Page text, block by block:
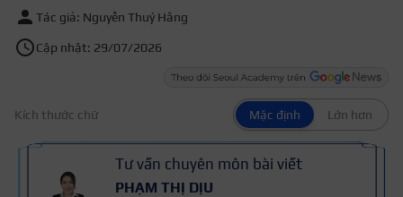
Tác giả: Nguyễn Thuý Hằng
Cập nhật: 29/07/2026
Kích thước chữ Mặc định Lớn hơn
Tư vấn chuyên môn bài viết
PHẠM THỊ DỊU